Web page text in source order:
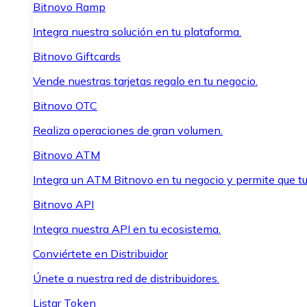
Bitnovo Ramp
Integra nuestra solución en tu plataforma.
Bitnovo Giftcards
Vende nuestras tarjetas regalo en tu negocio.
Bitnovo OTC
Realiza operaciones de gran volumen.
Bitnovo ATM
Integra un ATM Bitnovo en tu negocio y permite que
Bitnovo API
Integra nuestra API en tu ecosistema.
Conviértete en Distribuidor
Únete a nuestra red de distribuidores.
Listar Token